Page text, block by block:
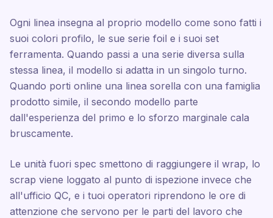
Ogni linea insegna al proprio modello come sono fatti i
suoi colori profilo, le sue serie foil e i suoi set
ferramenta. Quando passi a una serie diversa sulla
stessa linea, il modello si adatta in un singolo turno.
Quando porti online una linea sorella con una famiglia
prodotto simile, il secondo modello parte
dall'esperienza del primo e lo sforzo marginale cala
bruscamente.
Le unità fuori spec smettono di raggiungere il wrap, lo
scrap viene loggato al punto di ispezione invece che
all'ufficio QC, e i tuoi operatori riprendono le ore di
attenzione che servono per le parti del lavoro che